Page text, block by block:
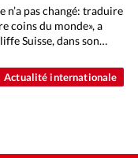
Actualité internationale
n’a pas changé: traduire
coins du monde», a
Suisse, dans son…